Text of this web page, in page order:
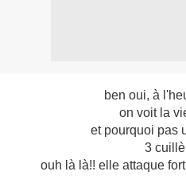
ben oui, à
on voit la
et pourquoi pas
3
ouh là là!! elle attaque